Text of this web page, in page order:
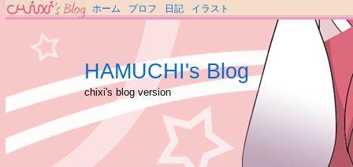
ホーム プロフ 日記 イラスト
HAMUCHI's Blog
chixi's blog version